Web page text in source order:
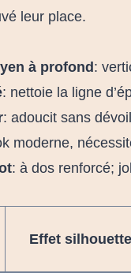
leur place.
à profond:
: nettoie la ligne
: adoucit sans
moderne,
: à dos renforcé;
Effet